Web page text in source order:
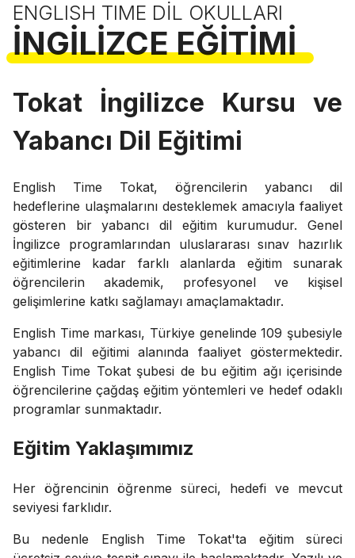
ENGLISH TIME DIL OKULLARI
İNGILIZCE EĞITIMI
Tokat İngilizce Kursu ve
Yabancı Dil Eğitimi
English Time Tokat, öğrencilerin yabancı dil
hedeflerine ulaşmalarını desteklemek amacıyla faaliyet
gösteren bir yabancı dil eğitim kurumudur. Genel
İngilizce programlarından uluslararası sınav hazırlık
eğitimlerine kadar farklı alanlarda eğitim sunarak
öğrencilerin akademik, profesyonel ve kişisel
gelişimlerine katkı sağlamayı amaçlamaktadır.
English Time markası, Türkiye genelinde 109 şubesiyle
yabancı dil eğitimi alanında faaliyet göstermektedir.
English Time Tokat şubesi de bu eğitim ağı içerisinde
öğrencilerine çağdaş eğitim yöntemleri ve hedef odaklı
programlar sunmaktadır.
Eğitim Yaklaşımımız
Her öğrencinin öğrenme süreci, hedefi ve mevcut
seviyesi farklıdır.
Bu nedenle English Time Tokat'ta eğitim süreci